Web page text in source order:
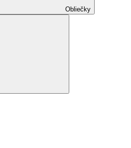
Obliečky